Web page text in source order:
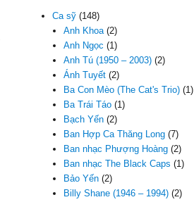
Ca sỹ (148)
Anh Khoa(2)
Anh Ngọc (1)
Anh Tú (1950 – 2003) (2)
Ánh Tuyết (2)
Ba Con Mèo (The Cat's Trio) (1)
Ba Trái Táo (1)
Bạch Yến (2)
Ban Hợp Ca Thăng Long (7)
Ban nhạc Phượng Hoàng (2)
Ban nhạc The Black Caps (1)
Bảo Yến (2)
Billy Shane (1946 – 1994) (2)